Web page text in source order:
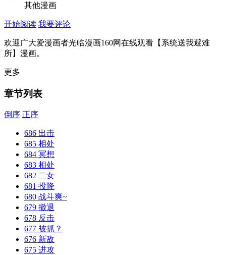
其他漫画
开始阅读 我要评论
欢迎广大爱漫画者光临漫画160网在线观看【系统送我避难
所】漫画。
更多
章节列表
倒序 正序
686 出击
685 相处
684 冥想
683 相处
682 二女
681 投降
680 战斗爽~
679 撤退
678 反击
677 被抓？
676 新敌
675 进攻